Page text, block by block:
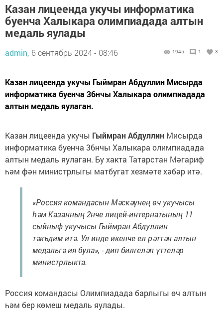
Казан лицеенда укучы информатика
буенча Халыкара олимпиадада алтын
медаль яулады
admin, 6 сентябрь 2024 - 08:46 1945 1 3
Казан лицеенда укучы Гыймран Абдуллин Мисырда
информатика буенча 36нчы Халыкара олимпиадада
алтын медаль яулаган.
Казан лицеенда укучы Гыймран Абдуллин Мисырда
информатика буенча 36нчы Халыкара олимпиадада
алтын медаль яулаган. Бу хакта Татарстан Мәгариф
һәм фән министрлыгы матбугат хезмәте хәбәр итә.
«Россия командасын Мәскәүнең өч укучысы
һәм Казанның 2нче лицей-интернатының 11
сыйныф укучысы Гыймран Абдуллин
тәкъдим итә. Ул инде икенче ел рәттән алтын
медальгә ия була», - дип билгеләп үттеләр
министрлыкта.
Россия командасы Олимпиадада барлыгы өч алтын
һәм бер көмеш медаль яулады.